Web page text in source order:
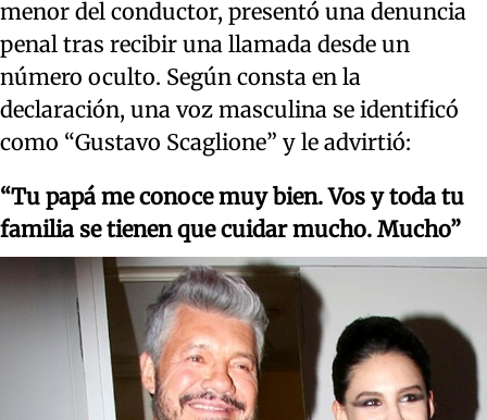
menor del conductor, presentó una denuncia
penal tras recibir una llamada desde un
número oculto. Según consta en la
declaración, una voz masculina se identificó
como “Gustavo Scaglione” y le advirtió:
“Tu papá me conoce muy bien. Vos y toda tu
familia se tienen que cuidar mucho. Mucho”